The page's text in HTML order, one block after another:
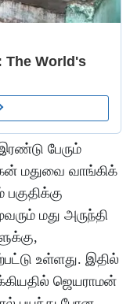
பேரும்
மதுவை வாங்கிக்
மது அருந்தி
உள்ளது. இதில்
ஜெயராமன்